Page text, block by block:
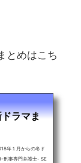
とめはこち
ラマま
年１月からの冬ド
刑事専門弁護士- SE